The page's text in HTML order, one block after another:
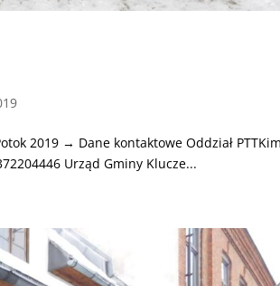
2019 → Dane kontaktowe Oddział
Urząd Gminy Klucze...